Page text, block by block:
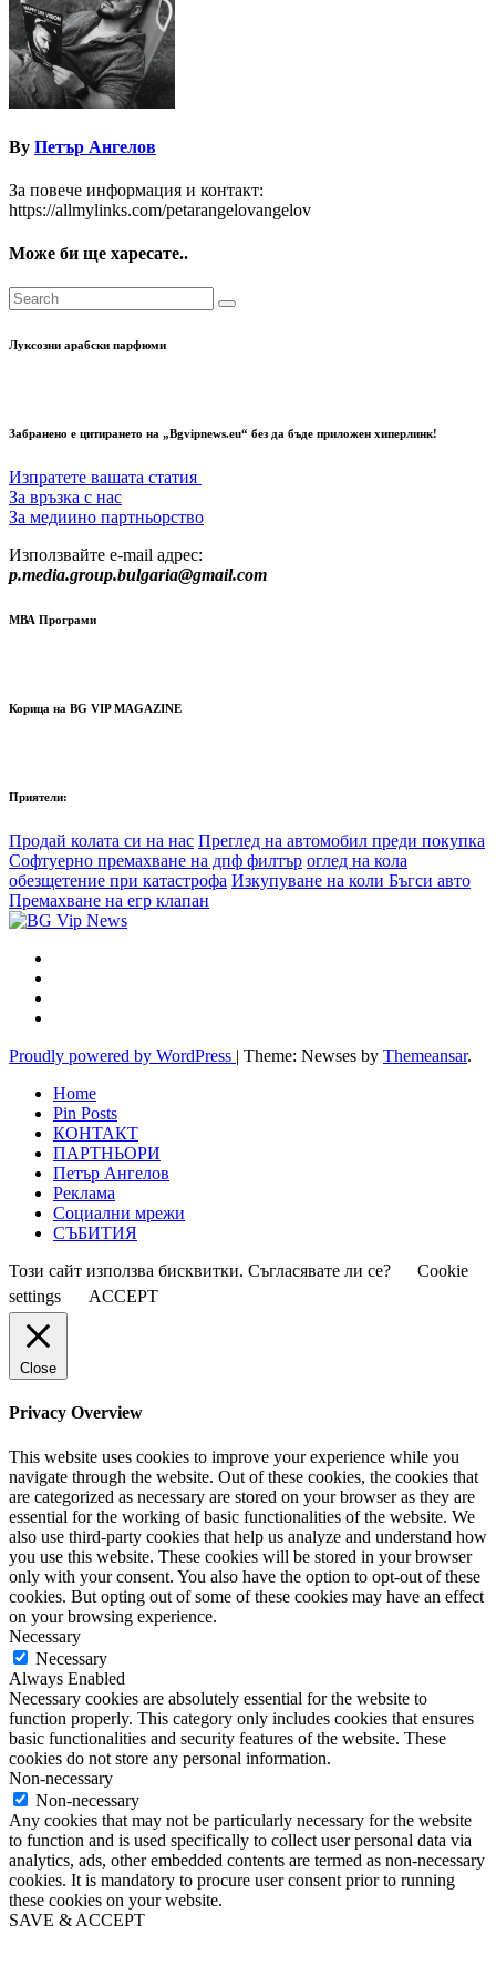
By Петър Ангелов
За повече информация и контакт:
https://allmylinks.com/petarangelovangelov
Може би ще харесате..
Луксозни арабски парфюми
Забранено е цитирането на „Bgvipnews.eu“ без да бъде приложен хиперлинк!
Изпратете вашата статия
За връзка с нас
За медиино партньорство
Използвайте e-mail адрес:
p.media.group.bulgaria@gmail.com
МВА Програми
Корица на BG VIP MAGAZINE
Приятели:
Продай колата си на нас Преглед на автомобил преди покупка
Софтуерно премахване на дпф филтър оглед на кола
обезщетение при катастрофа Изкупуване на коли Бъгси авто
Премахване на егр клапан
Proudly powered by WordPress | Theme: Newses by Themeansar.
Home
Pin Posts
КОНТАКТ
ПАРТНЬОРИ
Петър Ангелов
Реклама
Социални мрежи
СЪБИТИЯ
Този сайт използва бисквитки. Съгласявате ли се?
Cookie
settings
ACCEPT
Close
Privacy Overview
This website uses cookies to improve your experience while you
navigate through the website. Out of these cookies, the cookies that
are categorized as necessary are stored on your browser as they are
essential for the working of basic functionalities of the website. We
also use third-party cookies that help us analyze and understand how
you use this website. These cookies will be stored in your browser
only with your consent. You also have the option to opt-out of these
cookies. But opting out of some of these cookies may have an effect
on your browsing experience.
Necessary
Necessary
Always Enabled
Necessary cookies are absolutely essential for the website to
function properly. This category only includes cookies that ensures
basic functionalities and security features of the website. These
cookies do not store any personal information.
Non-necessary
Non-necessary
Any cookies that may not be particularly necessary for the website
to function and is used specifically to collect user personal data via
analytics, ads, other embedded contents are termed as non-necessary
cookies. It is mandatory to procure user consent prior to running
these cookies on your website.
SAVE & ACCEPT